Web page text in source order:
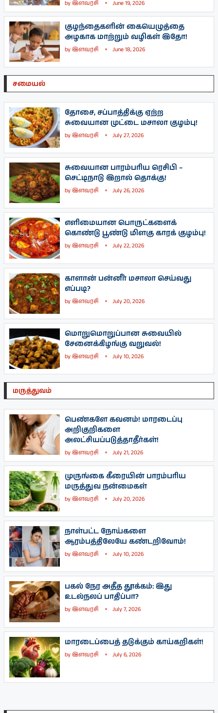
byஇளவரசி June 19, 2026
குழந்தைகளின் கையெழுத்தை
அழகாக மாற்றும் வழிகள் இதோ!
byஇளவரசி June 18, 2026
சமையல்
தோசை, சப்பாத்திக்கு ஏற்ற
சுவையான முட்டை மசாலா குழம்பு!
byஇளவரசி July 27, 2026
சுவையான பாரம்பரிய ரெசிபி –
செட்டிநாடு இறால் தொக்கு!
byஇளவரசி July 26, 2026
எளிமையான பொருட்களைக்
கொண்டு பூண்டு மிளகு காரக் குழம்பு!
byஇளவரசி July 22, 2026
காளான் பன்னீர் மசாலா செய்வது
எப்படி?
byஇளவரசி July 20, 2026
மொறுமொறுப்பான சுவையில்
சேனைக்கிழங்கு வறுவல்!
byஇளவரசி July 10, 2026
மருத்துவம்
பெண்களே கவனம்! மாரடைப்பு
அறிகுறிகளை
அலட்சியப்படுத்தாதீர்கள்!
byஇளவரசி July 21, 2026
முருங்கை கீரையின் பாரம்பரிய
மருத்துவ நன்மைகள்
byஇளவரசி July 20, 2026
நாள்பட்ட நோய்களை
ஆரம்பத்திலேயே கண்டறிவோம்!
byஇளவரசி July 10, 2026
பகல் நேர அதீத தூக்கம்: இது
உடல்நலப் பாதிப்பா?
byஇளவரசி July 7, 2026
மாரடைப்பைத் தடுக்கும் காய்கறிகள்!
byஇளவரசி July 6, 2026